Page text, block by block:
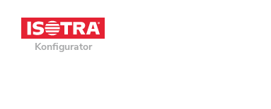
Konfigurator